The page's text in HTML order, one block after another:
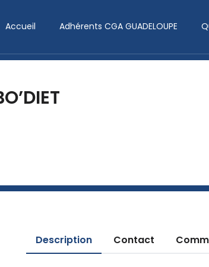
Accueil Adhérents CGA GUADELOUPE
Description Contact